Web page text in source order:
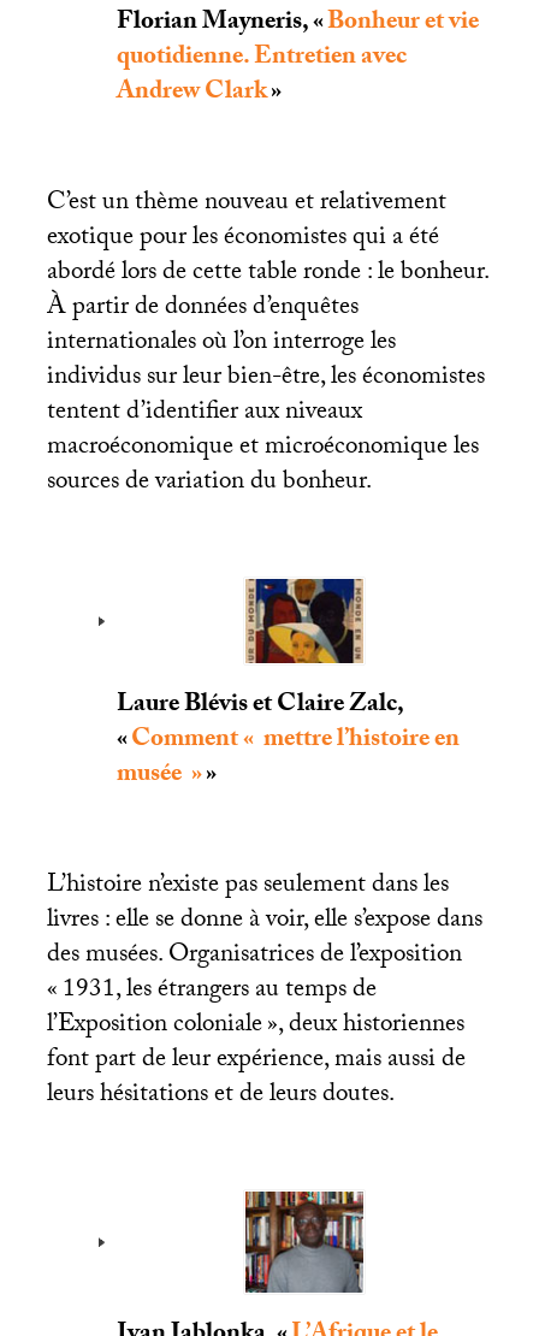
Florian Mayneris, «Bonheur et vie
quotidienne. Entretien avec
Andrew Clark»
C’est un thème nouveau et relativement
exotique pour les économistes qui a été
abordé lors de cette table ronde : le bonheur.
À partir de données d’enquêtes
internationales où l’on interroge les
individus sur leur bien-être, les économistes
tentent d’identifier aux niveaux
macroéconomique et microéconomique les
sources de variation du bonheur.
Laure Blévis et Claire Zalc,
«Comment « mettre l’histoire en
musée »»
L’histoire n’existe pas seulement dans les
livres : elle se donne à voir, elle s’expose dans
des musées. Organisatrices de l’exposition
«1931, les étrangers au temps de
l’Exposition coloniale», deux historiennes
font part de leur expérience, mais aussi de
leurs hésitations et de leurs doutes.